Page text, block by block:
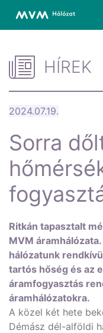
HÍREK
2024.07.19.
Sorra
Ritkán tapasztalt
MVM
hálózatunk
tartós hőség és az
áramfogyasztás
áramhálózatokra.
A közel két hete
Démász dél-alföldi